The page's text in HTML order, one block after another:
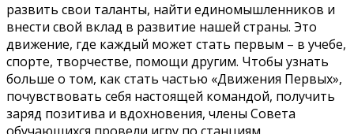
развить свои таланты, найти единомышленников и
внести свой вклад в развитие нашей страны. Это
движение, где каждый может стать первым – в учебе,
спорте, творчестве, помощи другим. Чтобы узнать
больше о том, как стать частью «Движения Первых»,
почувствовать себя настоящей командой, получить
заряд позитива и вдохновения, члены Совета